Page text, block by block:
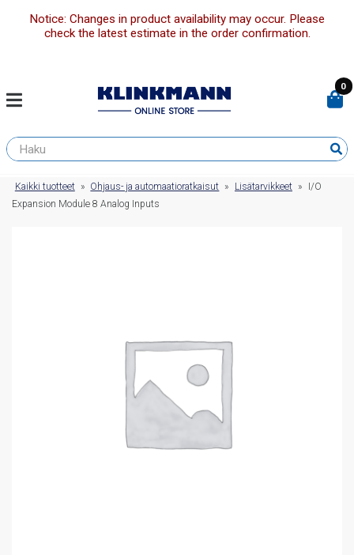
Notice: Changes in product availability may occur. Please
check the latest estimate in the order confirmation.
0
Kaikki tuotteet » Ohjaus- ja automaatioratkaisut » Lisätarvikkeet »
I/O
Expansion Module 8 Analog Inputs